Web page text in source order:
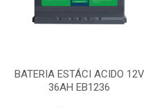
BATERIA ESTÁCI ACIDO 12V
36AH EB1236